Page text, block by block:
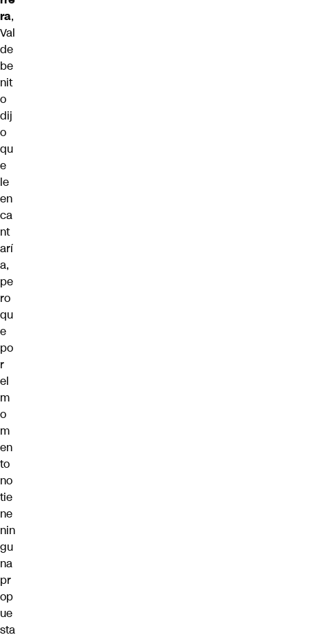
ra,
Val
de
be
nit
o
dij
o
qu
e
le
en
ca
nt
arí
a,
pe
ro
qu
e
po
r
el
m
o
m
en
to
no
tie
ne
nin
gu
na
pr
op
ue
sta